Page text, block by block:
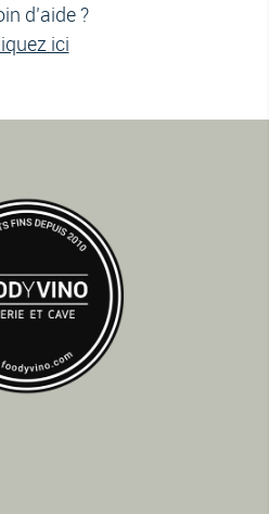
d’aide ?
ici